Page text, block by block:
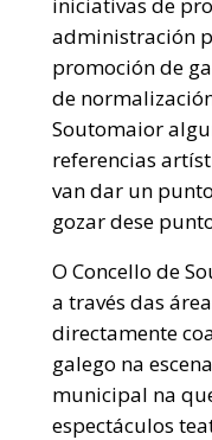
administración
promoción de
de
Soutomaior
referencias
van dar un
gozar dese
O Concello de
a través das
directamente
galego na
municipal na
espectáculos